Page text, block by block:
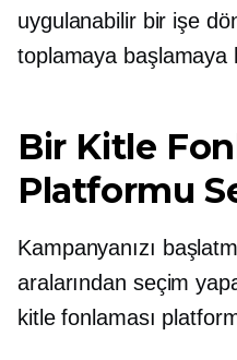
uygulanabilir bir işe
toplamaya başlamaya
Bir Kitle
Platformu
Kampanyanızı
aralarından seçim
kitle fonlaması